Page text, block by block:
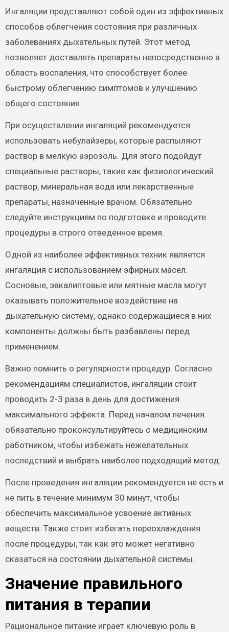
Ингаляции представляют собой один из эффективных
способов облегчения состояния при различных
заболеваниях дыхательных путей. Этот метод
позволяет доставлять препараты непосредственно в
область воспаления, что способствует более
быстрому облегчению симптомов и улучшению
общего состояния.
При осуществлении ингаляций рекомендуется
использовать небулайзеры, которые распыляют
раствор в мелкую аэрозоль. Для этого подойдут
специальные растворы, такие как физиологический
раствор, минеральная вода или лекарственные
препараты, назначенные врачом. Обязательно
следуйте инструкциям по подготовке и проводите
процедуры в строго отведенное время.
Одной из наиболее эффективных техник является
ингаляция с использованием эфирных масел.
Сосновые, эвкалиптовые или мятные масла могут
оказывать положительное воздействие на
дыхательную систему, однако содержащиеся в них
компоненты должны быть разбавлены перед
применением.
Важно помнить о регулярности процедур. Согласно
рекомендациям специалистов, ингаляции стоит
проводить 2-3 раза в день для достижения
максимального эффекта. Перед началом лечения
обязательно проконсультируйтесь с медицинским
работником, чтобы избежать нежелательных
последствий и выбрать наиболее подходящий метод.
После проведения ингаляции рекомендуется не есть и
не пить в течение минимум 30 минут, чтобы
обеспечить максимальное усвоение активных
веществ. Также стоит избегать переохлаждения
после процедуры, так как это может негативно
сказаться на состоянии дыхательной системы.
Значение правильного
питания в терапии
Рациональное питание играет ключевую роль в